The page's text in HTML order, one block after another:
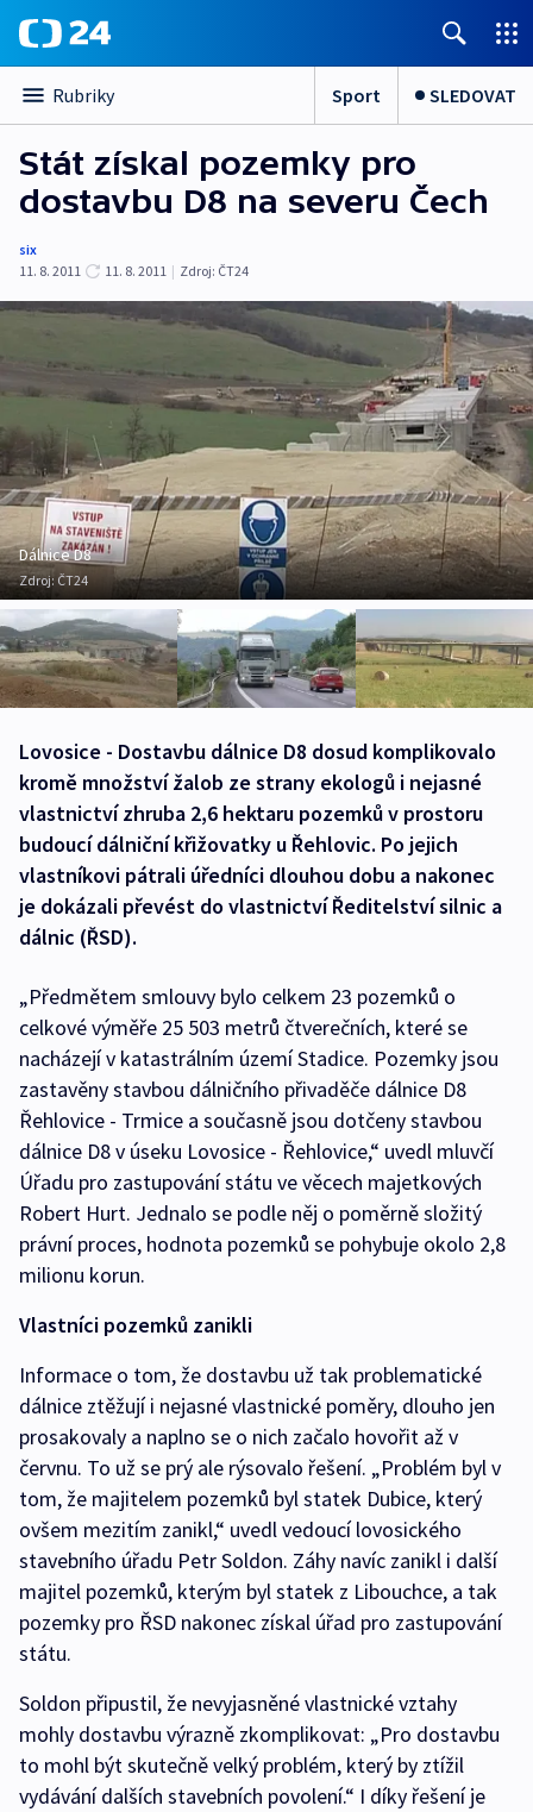
Rubriky Sport SLEDOVAT
Stát získal pozemky pro
dostavbu D8 na severu Čech
six
11. 8. 2011
11. 8. 2011 | Zdroj: ČT24
Dálnice D8
Zdroj: ČT24
Lovosice - Dostavbu dálnice D8 dosud komplikovalo
kromě množství žalob ze strany ekologů i nejasné
vlastnictví zhruba 2,6 hektaru pozemků v prostoru
budoucí dálniční křižovatky u Řehlovic. Po jejich
vlastníkovi pátrali úředníci dlouhou dobu a nakonec
je dokázali převést do vlastnictví Ředitelství silnic a
dálnic (ŘSD).
„Předmětem smlouvy bylo celkem 23 pozemků o
celkové výměře 25 503 metrů čtverečních, které se
nacházejí v katastrálním území Stadice. Pozemky jsou
zastavěny stavbou dálničního přivaděče dálnice D8
Řehlovice - Trmice a současně jsou dotčeny stavbou
dálnice D8 v úseku Lovosice - Řehlovice,“ uvedl mluvčí
Úřadu pro zastupování státu ve věcech majetkových
Robert Hurt. Jednalo se podle něj o poměrně složitý
právní proces, hodnota pozemků se pohybuje okolo 2,8
milionu korun.
Vlastníci pozemků zanikli
Informace o tom, že dostavbu už tak problematické
dálnice ztěžují i nejasné vlastnické poměry, dlouho jen
prosakovaly a naplno se o nich začalo hovořit až v
červnu. To už se prý ale rýsovalo řešení. „Problém byl v
tom, že majitelem pozemků byl statek Dubice, který
ovšem mezitím zanikl,“ uvedl vedoucí lovosického
stavebního úřadu Petr Soldon. Záhy navíc zanikl i další
majitel pozemků, kterým byl statek z Libouchce, a tak
pozemky pro ŘSD nakonec získal úřad pro zastupování
státu.
Soldon připustil, že nevyjasněné vlastnické vztahy
mohly dostavbu výrazně zkomplikovat: „Pro dostavbu
to mohl být skutečně velký problém, který by ztížil
vydávání dalších stavebních povolení.“ I díky řešení je